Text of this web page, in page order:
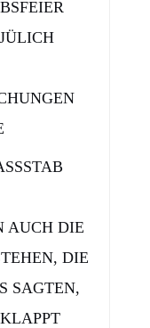
F
DIE A
DIE A
S
N